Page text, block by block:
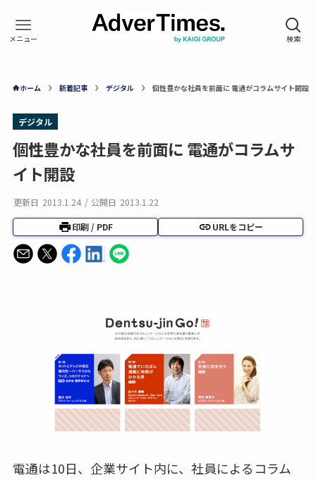
ホーム 新着記事 デジタル 個性豊かな社員を前面に 電通がコラムサイト開設
デジタル
個性豊かな社員を前面に 電通がコラムサ
イト開設
更新日 2013.1.24 / 公開日 2013.1.22
印刷 / PDF URLをコピー
電通は10日、企業サイト内に、社員によるコラム